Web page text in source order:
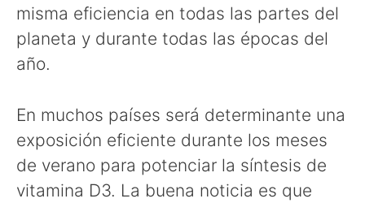
misma eficiencia en todas las partes del
planeta y durante todas las épocas del
año.
En muchos países será determinante una
exposición eficiente durante los meses
de verano para potenciar la síntesis de
vitamina D3. La buena noticia es que